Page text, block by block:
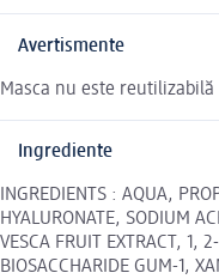
Avertismente
Masca nu este
Ingrediente
INGREDIENTS : AQUA,
HYALURONATE, SODIUM
VESCA FRUIT EXTRACT, 1,
BIOSACCHARIDE GUM-1,